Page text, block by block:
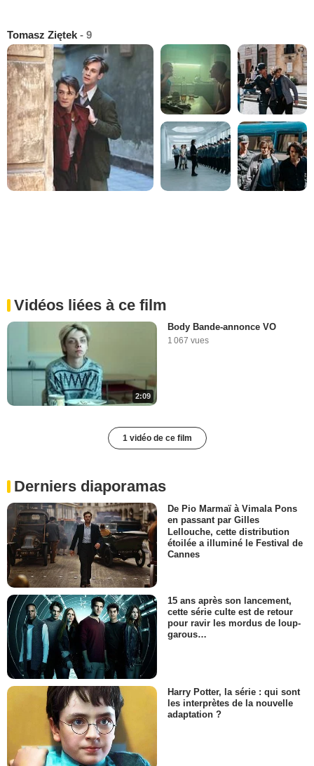
Tomasz Ziętek - 9
Vidéos liées à ce film
2:09
Body Bande-annonce VO
1 067 vues
1 vidéo de ce film
Derniers diaporamas
De Pio Marmaï à Vimala Pons
en passant par Gilles
Lellouche, cette distribution
étoilée a illuminé le Festival de
Cannes
15 ans après son lancement,
cette série culte est de retour
pour ravir les mordus de loup-
garous…
Harry Potter, la série : qui sont
les interprètes de la nouvelle
adaptation ?